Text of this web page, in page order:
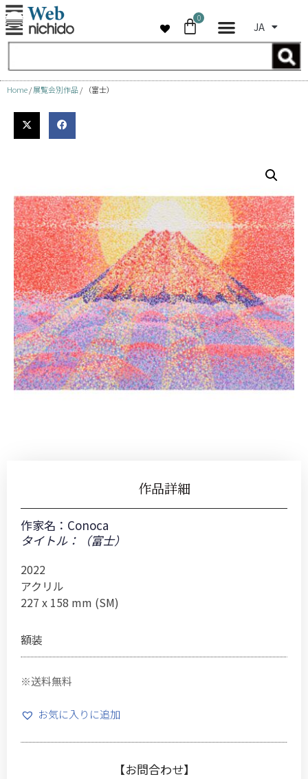
コ
テ
ン
ス
0
JA
Home/展覧会別作品 / （富士）
作品詳細
作家名： Conoca
タイトル：（富士）
2022
アクリル
227 x 158 mm (SM)
額装
※送料無料
お気に入りに追加
【お問合わせ】